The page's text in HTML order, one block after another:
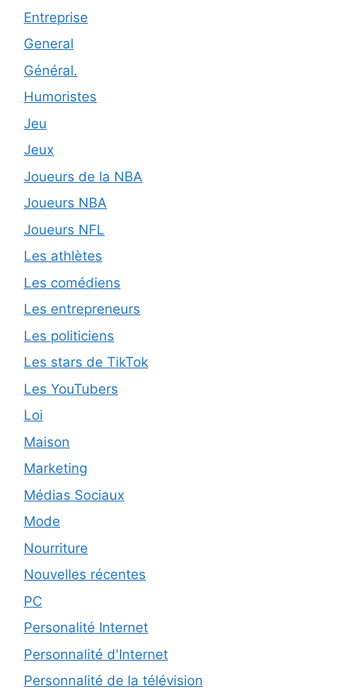
Entreprise
General
Général.
Humoristes
Jeu
Jeux
Joueurs de la NBA
Joueurs NBA
Joueurs NFL
Les athlètes
Les comédiens
Les entrepreneurs
Les politiciens
Les stars de TikTok
Les YouTubers
Loi
Maison
Marketing
Médias Sociaux
Mode
Nourriture
Nouvelles récentes
PC
Personalité Internet
Personnalité d'Internet
Personnalité de la télévision